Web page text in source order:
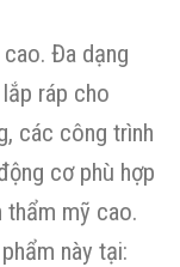
Đa dạng
ráp cho
các công trình
cơ phù hợp
thẩm mỹ cao.
này tại: